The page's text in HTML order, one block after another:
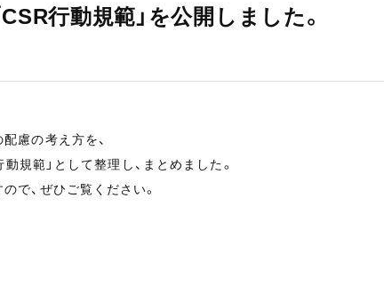
行動規範」を公開しました。
慮の考え方を、
規範」として整理し、まとめました。
で、ぜひご覧ください。